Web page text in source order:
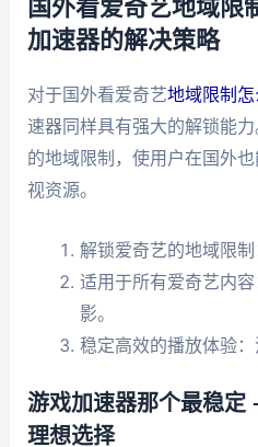
国外看爱奇艺地域限
加速器的解决策略
对于国外看爱奇艺地域限制
速器同样具有强大的解锁能
的地域限制，使用户在国外
视资源。
解锁爱奇艺的地域限制
适用于所有爱奇艺内
影。
稳定高效的播放体验：
游戏加速器那个最稳定
理想选择